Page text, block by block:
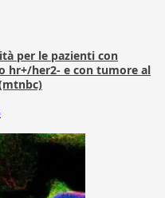
per le pazienti con
hr+/her2- e con tumore al